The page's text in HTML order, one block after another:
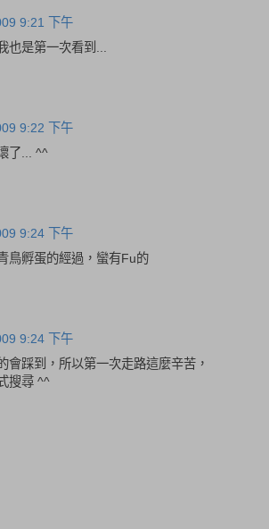
9:21 下午
也是第一次看到...
9:22 下午
了... ^^
9:24 下午
鳥孵蛋的經過，蠻有Fu的
9:24 下午
會踩到，所以第一次走路這麼辛苦，
搜尋 ^^